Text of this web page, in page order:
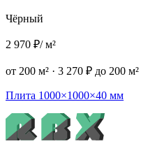
Чёрный
2 970 ₽/ м²
от 200 м² · 3 270 ₽ до 200 м²
Плита 1000×1000×40 мм